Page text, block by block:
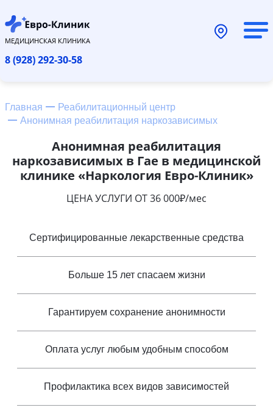
МЕДИЦИНСКАЯ КЛИНИКА
8 (928) 292-30-58
Главная
Реабилитационный центр
Анонимная реабилитация наркозависимых
Анонимная реабилитация
наркозависимых в Гае в медицинской
клинике «Наркология Евро-Клиник»
ЦЕНА УСЛУГИ ОТ 36 000₽/мес
Сертифицированные лекарственные средства
Больше 15 лет спасаем жизни
Гарантируем сохранение анонимности
Оплата услуг любым удобным способом
Профилактика всех видов зависимостей